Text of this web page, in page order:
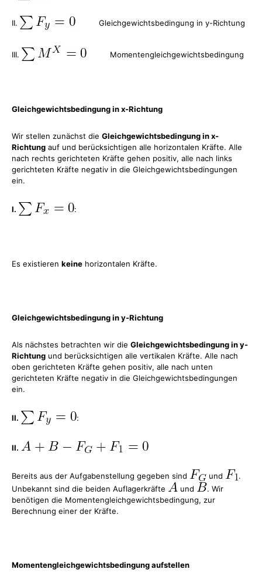
II. Gleichgewichtsbedingung in y-Richtung
III. Momentengleichgewichtsbedingung
Gleichgewichtsbedingung in x-Richtung
Wir stellen zunächst die Gleichgewichtsbedingung in x-
Richtung auf und berücksichtigen alle horizontalen Kräfte. Alle
nach rechts gerichteten Kräfte gehen positiv, alle nach links
gerichteten Kräfte negativ in die Gleichgewichtsbedingungen
ein.
I. :
Es existieren keine horizontalen Kräfte.
Gleichgewichtsbedingung in y-Richtung
Als nächstes betrachten wir die Gleichgewichtsbedingung in y-
Richtung und berücksichtigen alle vertikalen Kräfte. Alle nach
oben gerichteten Kräfte gehen positiv, alle nach unten
gerichteten Kräfte negativ in die Gleichgewichtsbedingungen
ein.
II. :
II.
Bereits aus der Aufgabenstellung gegeben sind und
.
Unbekannt sind die beiden Auflagerkräfte
und
. Wir
benötigen die Momentengleichgewichtsbedingung, zur
Berechnung einer der Kräfte.
Momentengleichgewichtsbedingung aufstellen